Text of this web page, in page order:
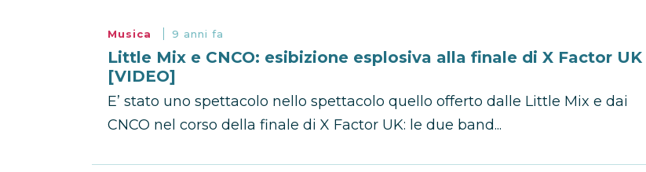
Musica 9 anni fa
Little Mix e CNCO: esibizione esplosiva alla finale di X Factor UK
[VIDEO]
E’ stato uno spettacolo nello spettacolo quello offerto dalle Little Mix e dai
CNCO nel corso della finale di X Factor UK: le due band...